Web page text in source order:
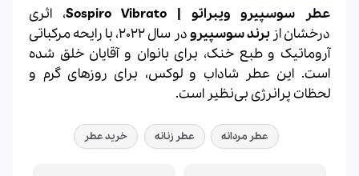
عطر سوسپیرو ویبراتو | Sospiro Vibrato
، اثری
درخشان ازبرند سوسپیرو
در سال 2022، با رایحه مرکباتی
آروماتیک و طبع خنک، برای بانوان و آقایان خلق شده
است. این عطر شاداب و لوکس، برای روزهای گرم و
لحظات پرانرژی بی‌نظیر است.
عطر مردانه عطر زنانه خرید عطر